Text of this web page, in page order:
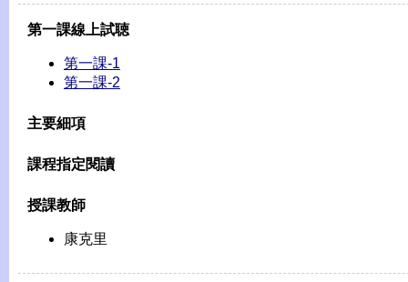
第一課線上試聴
第一課-1
第一課-2
主要細項
課程指定閱讀
授課教師
康克里